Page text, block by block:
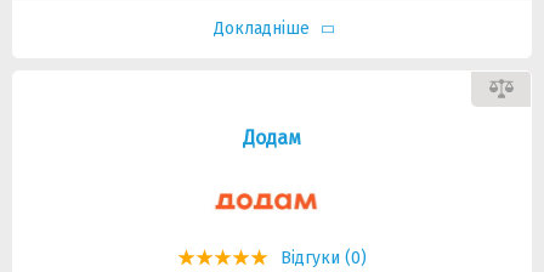
Докладніше
Додам
Відгуки (0)